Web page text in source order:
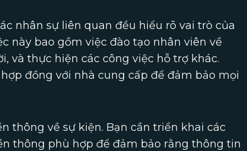
nhân sự liên quan đều hiểu rõ vai trò của
này bao gồm việc đào tạo nhân viên về
và thực hiện các công việc hỗ trợ khác.
đồng với nhà cung cấp để đảm bảo mọi
thông về sự kiện. Bạn cần triển khai các
thông phù hợp để đảm bảo rằng thông tin